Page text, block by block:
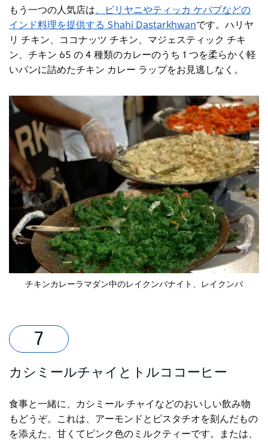
もう一つの人気店は、ビリヤニやティッカ ケバブなどの
インド料理を提供する Shahi Dastarkhwanです。ハリヤ
リ チキン、ココナッツ チキン、マジェスティック チキ
ン、チキン 65 の 4 種類のカレーのうち 1 つを柔らかく軽
いパンに詰めたチキン カレー ラップをお見逃しなく。
チキンカレーラマダン中のレイクンバナイト 、レイクンバ
カシミールチャイとトルココーヒー
食事と一緒に、カシミール チャイなどのおいしい飲み物
もどうぞ。これは、アーモンドとピスタチオを刻んだもの
を添えた、甘くてピンク色のミルクティーです。または、